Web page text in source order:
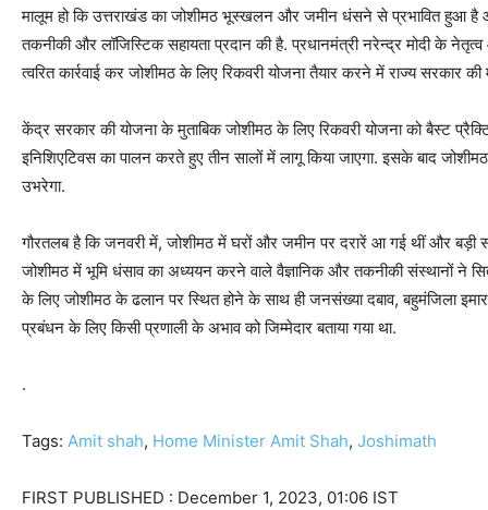
मालूम हो कि उत्तराखंड का जोशीमठ भूस्खलन और जमीन धंसने से प्रभावित हुआ
तकनीकी और लॉजिस्टिक सहायता प्रदान की है. प्रधानमंत्री नरेन्द्र मोदी के
त्वरित कार्रवाई कर जोशीमठ के लिए रिकवरी योजना तैयार करने में राज्य सरकार
केंद्र सरकार की योजना के मुताबिक जोशीमठ के लिए रिकवरी योजना को बैस्ट
इनिशिएटिवस का पालन करते हुए तीन सालों में लागू किया जाएगा. इसके बाद
उभरेगा.
गौरतलब है कि जनवरी में, जोशीमठ में घरों और जमीन पर दरारें आ गई थीं और बड़ी
जोशीमठ में भूमि धंसाव का अध्ययन करने वाले वैज्ञानिक और तकनीकी संस्थानों ने
के लिए जोशीमठ के ढलान पर स्थित होने के साथ ही जनसंख्या दबाव, बहुमंजिला
प्रबंधन के लिए किसी प्रणाली के अभाव को जिम्मेदार बताया गया था.
.
Tags: Amit shah, Home Minister Amit Shah, Joshimath
FIRST PUBLISHED : December 1, 2023, 01:06 IST